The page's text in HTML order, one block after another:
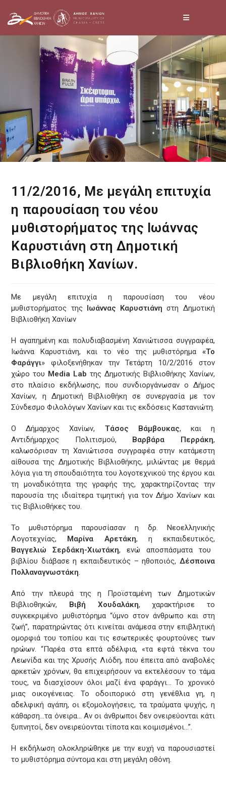
11/2/2016, Με μεγάλη επιτυχία
η παρουσίαση του νέου
μυθιστορήματος της Ιωάννας
Καρυστιάνη στη Δημοτική
Βιβλιοθήκη Χανίων.
Με μεγάλη επιτυχία η παρουσίαση του νέου
μυθιστορήματος της Ιωάννας Καρυστιάνη στη Δημοτική
Βιβλιοθήκη Χανίων
Η αγαπημένη και πολυδιαβασμένη Χανιώτισσα συγγραφέα,
Ιωάννα Καρυστιάνη, και το νέο της μυθιστόρημα «Το
Φαράγγι» φιλοξενήθηκαν την Τετάρτη 10/2/2016 στον
χώρο του Media Lab της Δημοτικής Βιβλιοθήκης Χανίων,
στο πλαίσιο εκδήλωσης, που συνδιοργάνωσαν ο Δήμος
Χανίων, η Δημοτική Βιβλιοθήκη σε συνεργασία με τον
Σύνδεσμο Φιλολόγων Χανίων και τις εκδόσεις Καστανιώτη.
Ο Δήμαρχος Χανίων, Τάσος Βάμβουκας, και η
Αντιδήμαρχος Πολιτισμού, Βαρβάρα Περράκη,
καλωσόρισαν τη Χανιώτισσα συγγραφέα στην κατάμεστη
αίθουσα της Δημοτικής Βιβλιοθήκης, μιλώντας με θερμά
λόγια για τη σπουδαιότητα του λογοτεχνικού της έργου και
τη μοναδικότητα της γραφής της, χαρακτηρίζοντας την
παρουσία της ιδιαίτερα τιμητική για τον Δήμο Χανίων και
τις Βιβλιοθήκες του.
Το μυθιστόρημα παρουσίασαν η δρ. Νεοελληνικής
Λογοτεχνίας, Μαρίνα Αρετάκη, η εκπαιδευτικός,
Βαγγελιώ Σερδάκη-Χιωτάκη, ενώ αποσπάσματα του
βιβλίου διάβασε η εκπαιδευτικός – ηθοποιός, Δέσποινα
Πολλαναγνωστάκη.
Από την πλευρά της η Προϊσταμένη των Δημοτικών
Βιβλιοθηκών, Βιβή Χουδαλάκη, χαρακτήρισε το
συγκεκριμένο μυθιστόρημα “ύμνο στον άνθρωπο και στη
ζωή”, παρατηρώντας ότι κινείται ανάμεσα στην επιβλητική
ομορφιά του τοπίου και τις εσωτερικές φουρτούνες των
ηρώων. “Παρέα στα επτά αδέλφια, «τα εφτά τέκνα του
Λεωνίδα και της Χρυσής Λιόδη, που έπειτα από αναβολές
αρκετών χρόνων, θα επιχειρήσουν να εκτελέσουν το τάμα
τους, να διασχίσουν όλοι μαζί ένα φαράγγι… Το χρονικό
μιας οικογένειας. Το οδοιπορικό στη γενέθλια γη, η
αδελφική αγάπη, οι εξομολογήσεις, τα τραύματα ψυχής, η
κάθαρση…τα όνειρα… Αν οι άνθρωποι δεν ονειρεύονται κάτι
ξυπνητοί, δεν ονειρεύονται τίποτα και κοιμισμένοι…”.
Η εκδήλωση ολοκληρώθηκε με την ευχή να παρουσιαστεί
το μυθιστόρημα σύντομα και στη μεγάλη οθόνη.